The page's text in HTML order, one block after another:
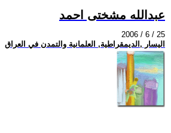
عبدالله مشختى احمد
2006 / 6 / 25
اليسار ,الديمقراطية, العلمانية والتمدن في العراق